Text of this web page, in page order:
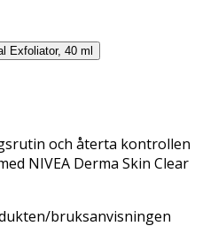
Exfoliator, 40 ml
och återta kontrollen
NIVEA Derma Skin Clear
bruksanvisningen